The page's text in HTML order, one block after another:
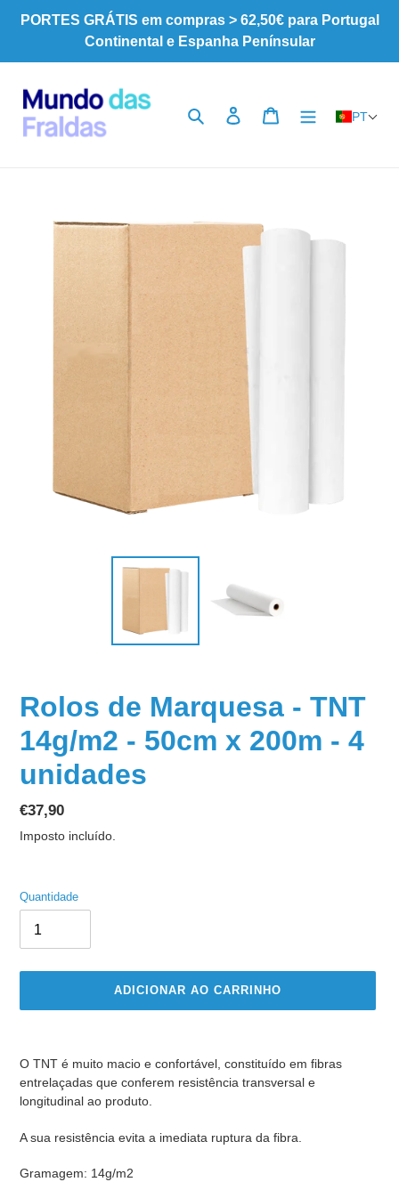
para
Conteúdo
PORTES GRÁTIS em compras > 62,50€ para Portugal
Continental e Espanha Penínsular
PesquisarIniciar sessão
Carrinho PT
Rolos de Marquesa - TNT
14g/m2 - 50cm x 200m - 4
unidades
Preço
normal
€37,90
Imposto incluído.
Quantidade
ADICIONAR AO CARRINHO
seu
carrinho
O TNT é muito macio e confortável, constituído em fibras
entrelaçadas que conferem resistência transversal e
longitudinal ao produto.
A sua resistência evita a imediata ruptura da fibra.
Gramagem: 14g/m2